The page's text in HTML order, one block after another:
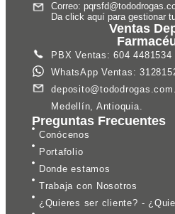
Correo:
Da click aquí para gestionar
Ventas
PBX Ventas: 604 4481534
WhatsApp Ventas:
Medellín, Antioquia.
Preguntas Frecuentes
Conócenos
Portafolio
Donde estamos
Trabaja con Nosotros
¿Quieres ser cliente? -